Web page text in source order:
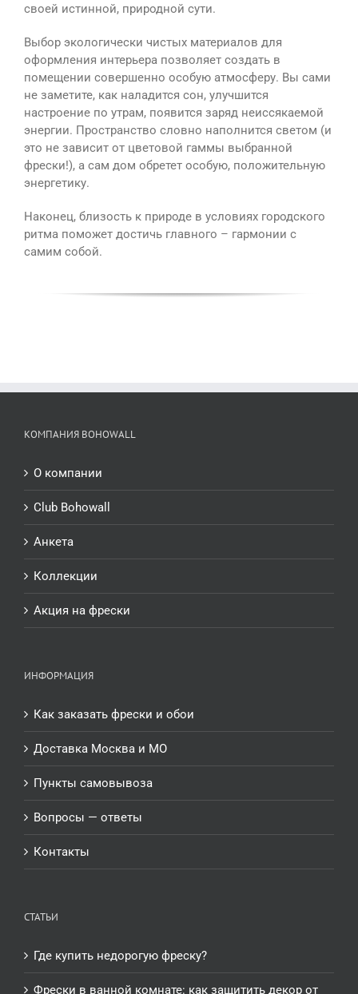
своей истинной, природной сути.
Выбор экологически чистых материалов для
оформления интерьера позволяет создать в
помещении совершенно особую атмосферу. Вы сами
не заметите, как наладится сон, улучшится
настроение по утрам, появится заряд неиссякаемой
энергии. Пространство словно наполнится светом (и
это не зависит от цветовой гаммы выбранной
фрески!), а сам дом обретет особую, положительную
энергетику.
Наконец, близость к природе в условиях городского
ритма поможет достичь главного – гармонии с
самим собой.
КОМПАНИЯ BOHOWALL
О компании
Club Bohowall
Анкета
Коллекции
Акция на фрески
ИНФОРМАЦИЯ
Как заказать фрески и обои
Доставка Москва и МО
Пункты самовывоза
Вопросы — ответы
Контакты
СТАТЬИ
Где купить недорогую фреску?
Фрески в ванной комнате: как защитить декор от